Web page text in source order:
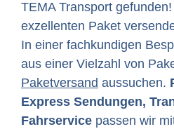
TEMA Transport
exzellenten Paket
In einer fachkundigen
aus einer Vielzahl von
Paketversand aussuchen.
Express Sendungen,
Fahrservice passen wir